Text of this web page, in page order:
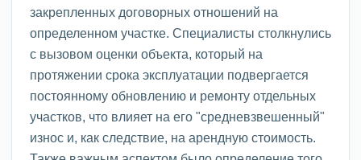
закрепленных договорных отношений на
определенном участке. Специалисты столкнулись
с вызовом оценки объекта, который на
протяжении срока эксплуатации подвергается
постоянному обновлению и ремонту отдельных
участков, что влияет на его "средневзвешенный"
износ и, как следствие, на арендную стоимость.